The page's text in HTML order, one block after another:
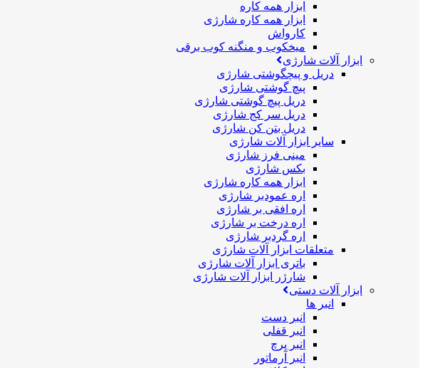
ابزار همه کاره
ابزار همه کاره شارژی
کارواش
میخکوب و منگنه کوب برقی
ابزار آلات شارژی
دریل و پیچگوشتی شارژی
پیچ گوشتی شارژی
دریل پیچ گوشتی شارژی
دریل سر کج شارژی
دریل بتن کن شارژی
سایر ابزار آلات شارژی
مینی فرز شارژی
بکس شارژی
ابزار همه کاره شارژی
اره عمودبر شارژی
اره افقی بر شارژی
اره درخت بر شارژی
اره گردبر شارژی
متعلقات ابزار آلات شارژی
باتری ابزار آلات شارژی
شارژر ابزار آلات شارژی
ابزار آلات دستی
انبر ها
انبر دست
انبر قفلی
انبر پرچ
انبر آرماتور